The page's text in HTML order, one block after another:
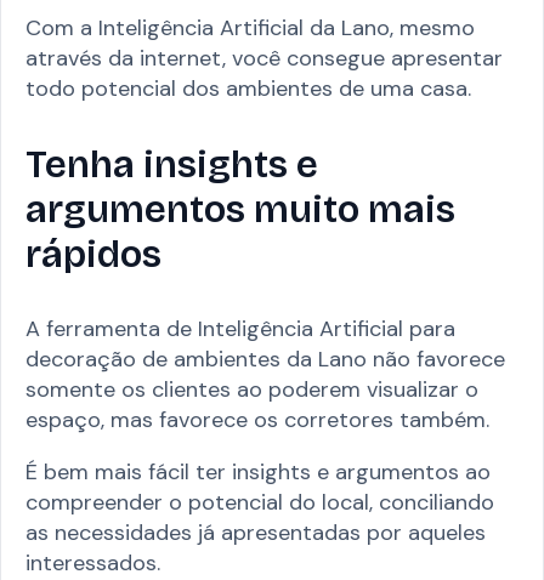
Com a Inteligência Artificial da Lano, mesmo
através da internet, você consegue apresentar
todo potencial dos ambientes de uma casa.
Tenha insights e
argumentos muito mais
rápidos
A ferramenta de Inteligência Artificial para
decoração de ambientes da Lano não favorece
somente os clientes ao poderem visualizar o
espaço, mas favorece os corretores também.
É bem mais fácil ter insights e argumentos ao
compreender o potencial do local, conciliando
as necessidades já apresentadas por aqueles
interessados.